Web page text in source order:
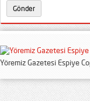
Yöremiz Gazetesi Espiye